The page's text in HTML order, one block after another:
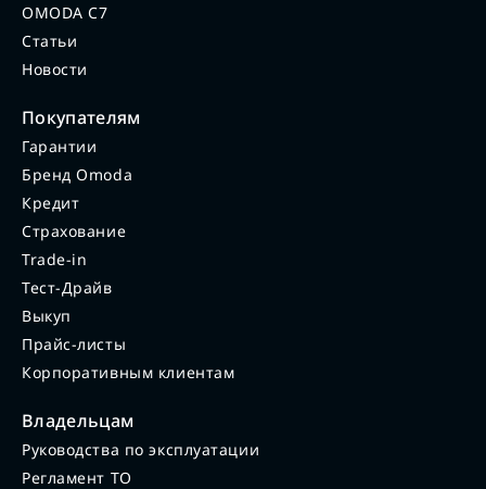
OMODA C7
Статьи
Новости
Покупателям
Гарантии
Бренд Omoda
Кредит
Страхование
Trade-in
Тест-Драйв
Выкуп
Прайс-листы
Корпоративным клиентам
Владельцам
Руководства по эксплуатации
Регламент ТО